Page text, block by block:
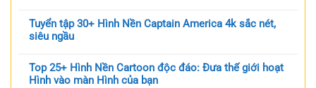
Tuyển tập 30+ Hình Nền Captain America 4k sắc nét,
siêu ngầu
Top 25+ Hình Nền Cartoon độc đáo: Đưa thế giới hoạt
Hình vào màn Hình của bạn